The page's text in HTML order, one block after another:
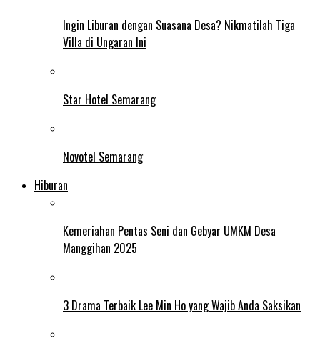
Ingin Liburan dengan Suasana Desa? Nikmatilah Tiga
Villa di Ungaran Ini
Star Hotel Semarang
Novotel Semarang
Hiburan
Kemeriahan Pentas Seni dan Gebyar UMKM Desa
Manggihan 2025
3 Drama Terbaik Lee Min Ho yang Wajib Anda Saksikan